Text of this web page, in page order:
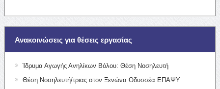
Ανακοινώσεις για θέσεις εργασίας
Ίδρυμα Αγωγής Ανηλίκων Βόλου: Θέση Νοσηλευτή
Θέση Νοσηλευτή/τριας στον Ξενώνα Οδυσσέα ΕΠΑΨΥ